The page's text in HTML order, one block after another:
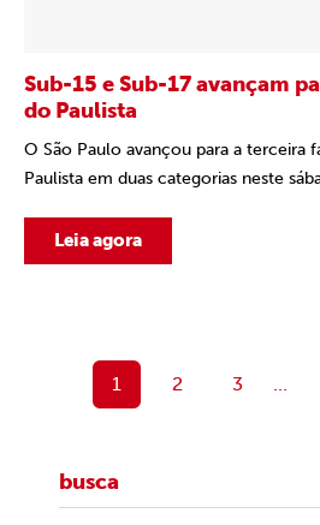
Sub-15 e Sub-17 avançam
do Paulista
O São Paulo avançou para a terceira
Paulista em duas categorias neste
Leia agora
1 2 3 ...